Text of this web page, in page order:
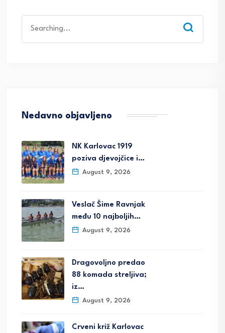
for:
Nedavno objavljeno
NK Karlovac 1919
poziva djevojčice i…
August 9, 2026
Veslač Šime Ravnjak
među 10 najboljih…
August 9, 2026
Dragovoljno predao
88 komada streljiva;
iz…
August 9, 2026
Crveni križ Karlovac